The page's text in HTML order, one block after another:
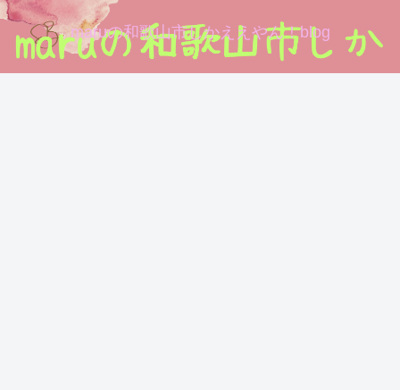
maruの和歌山市しかええやん！blog